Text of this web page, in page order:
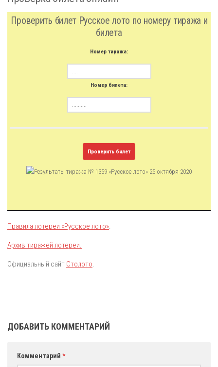
Проверить билет Русское лото по номеру тиража и
билета
Номер тиража:
Номер билета:
Проверить билет
Правила лотереи «Русское лото».
Архив тиражей лотереи.
Официальный сайт Столото.
ДОБАВИТЬ КОММЕНТАРИЙ
Комментарий *